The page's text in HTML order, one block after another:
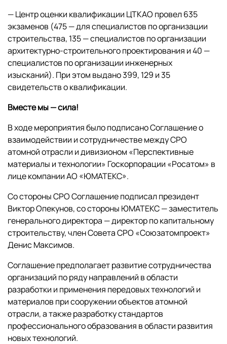
— Центр оценки квалификации ЦТКАО провел 635
экзаменов (475 — для специалистов по организации
строительства, 135 — специалистов по организации
архитектурно-строительного проектирования и 40 —
специалистов по организации инженерных
изысканий). При этом выдано 399, 129 и 35
свидетельств о квалификации.
Вместе мы — сила!
В ходе мероприятия было подписано Соглашение о
взаимодействии и сотрудничестве между СРО
атомной отрасли и дивизионом «Перспективные
материалы и технологии» Госкорпорации «Росатом» в
лице компании АО «ЮМАТЕКС».
Со стороны СРО Соглашение подписал президент
Виктор Опекунов, со стороны ЮМАТЕКС — заместитель
генерального директора — директор по капитальному
строительству, член Совета СРО «Союзатомпроект»
Денис Максимов.
Соглашение предполагает развитие сотрудничества
организаций по ряду направлений в области
разработки и применения передовых технологий и
материалов при сооружении объектов атомной
отрасли, а также разработку стандартов
профессионального образования в области развития
новых технологий.